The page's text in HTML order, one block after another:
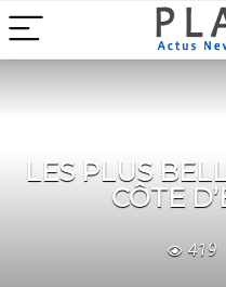
LES PLUS
CÔTE
419